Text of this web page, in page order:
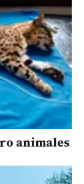
animales